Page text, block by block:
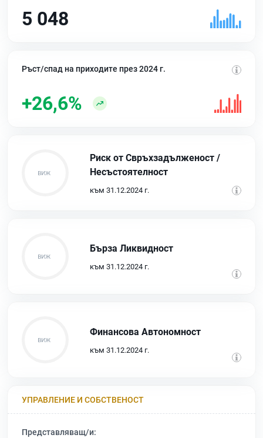
5 048
Ръст/спад на приходите през 2024 г.
+26,6%
Риск от Свръхзадълженост /
Несъстоятелност
към 31.12.2024 г.
Бърза Ликвидност
към 31.12.2024 г.
Финансова Автономност
към 31.12.2024 г.
УПРАВЛЕНИЕ И СОБСТВЕНОСТ
Представляващ/и: